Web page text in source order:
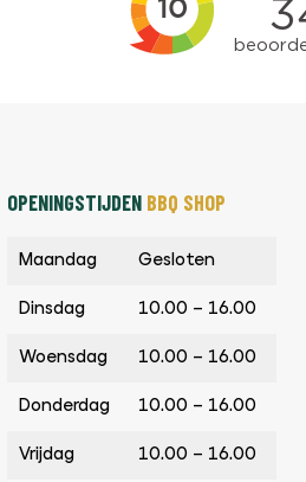
OPENINGSTIJDEN BBQ SHOP
Maandag Gesloten
Dinsdag 10.00 – 16.00
Woensdag 10.00 – 16.00
Donderdag 10.00 – 16.00
Vrijdag 10.00 – 16.00